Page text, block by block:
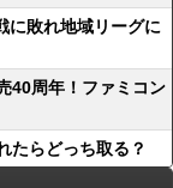
に敗れ地域リーグに
40周年！ファミコン
たらどっち取る？